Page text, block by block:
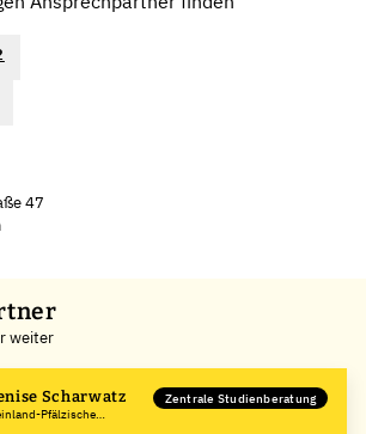
47
weiter
Denise Scharwatz
Pfälzische
Zentrale Studienberatung